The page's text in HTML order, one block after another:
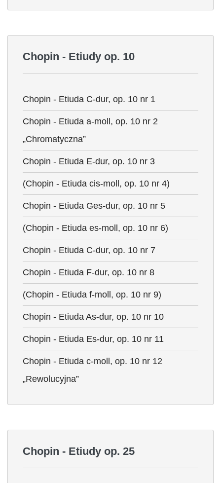
Chopin - Etiudy op. 10
Chopin - Etiuda C-dur, op. 10 nr 1
Chopin - Etiuda a-moll, op. 10 nr 2
„Chromatyczna”
Chopin - Etiuda E-dur, op. 10 nr 3
(Chopin - Etiuda cis-moll, op. 10 nr 4)
Chopin - Etiuda Ges-dur, op. 10 nr 5
(Chopin - Etiuda es-moll, op. 10 nr 6)
Chopin - Etiuda C-dur, op. 10 nr 7
Chopin - Etiuda F-dur, op. 10 nr 8
(Chopin - Etiuda f-moll, op. 10 nr 9)
Chopin - Etiuda As-dur, op. 10 nr 10
Chopin - Etiuda Es-dur, op. 10 nr 11
Chopin - Etiuda c-moll, op. 10 nr 12
„Rewolucyjna”
Chopin - Etiudy op. 25